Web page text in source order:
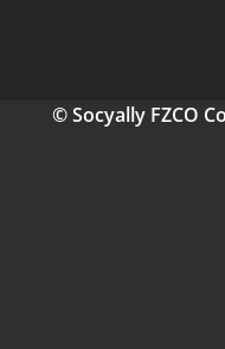
© Socyally FZCO